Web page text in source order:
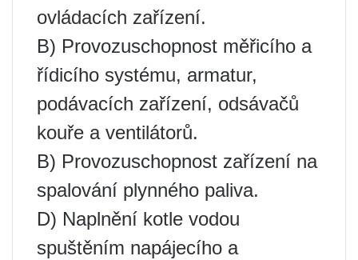
ovládacích zařízení.
B) Provozuschopnost měřicího a
řídicího systému, armatur,
podávacích zařízení, odsávačů
kouře a ventilátorů.
B) Provozuschopnost zařízení na
spalování plynného paliva.
D) Naplnění kotle vodou
spuštěním napájecího a